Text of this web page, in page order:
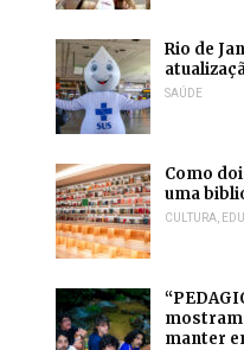
Rio de
SAÚDE
Como
uma
CULTURA
mostram
manter